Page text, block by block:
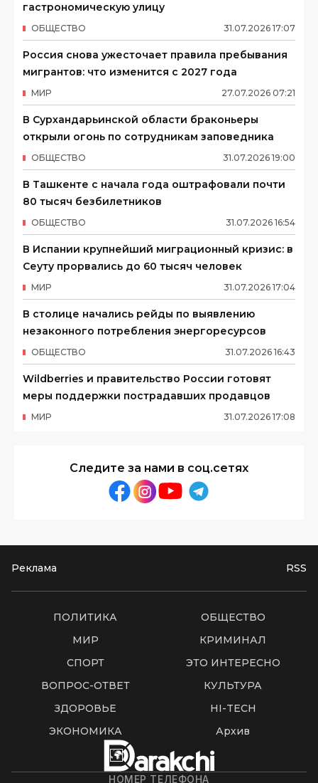
гастрономическую улицу
31.07.2026 17:07
ОБЩЕСТВО
Россия снова ужесточает правила пребывания
мигрантов: что изменится с 2027 года
27.07.2026 07:21
МИР
В Сурхандарьинской области браконьеры
открыли огонь по сотрудникам заповедника
31.07.2026 19:00
ОБЩЕСТВО
В Ташкенте с начала года оштрафовали почти
80 тысяч безбилетников
31.07.2026 16:54
ОБЩЕСТВО
В Испании крупнейший миграционный кризис: в
Сеуту прорвались до 60 тысяч человек
31.07.2026 17:04
МИР
В столице начались рейды по выявлению
незаконного потребления энергоресурсов
31.07.2026 16:43
ОБЩЕСТВО
Wildberries и правительство России готовят
меры поддержки пострадавших продавцов
31.07.2026 17:08
МИР
Следите за нами в соц.сетях
Реклама RSS
ПОЛИТИКА
ОБЩЕСТВО
МИР
КРИМИНАЛ
СПОРТ
ЭТО ИНТЕРЕСНО
ВОПРОС-ОТВЕТ
КУЛЬТУРА
ЗДОРОВЬЕ
HI-TECH
ЭКОНОМИКА
Архив
НОМЕР ТЕЛЕФОНА